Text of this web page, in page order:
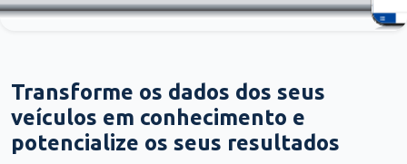
Transforme os dados dos seus
veículos em conhecimento e
potencialize os seus resultados